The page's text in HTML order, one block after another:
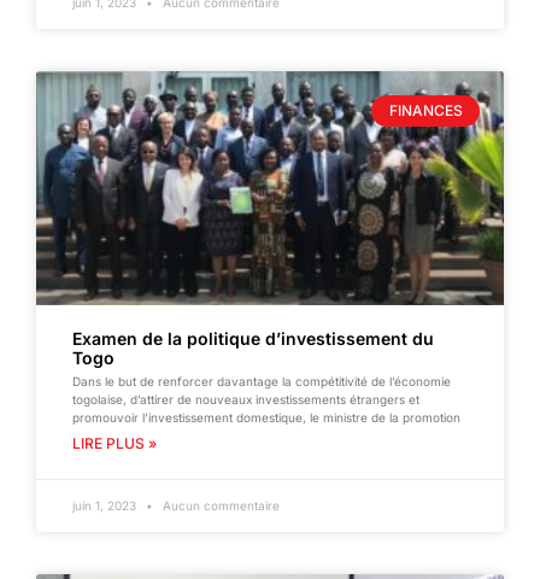
FINANCES
Examen de la politique d’investissement du
Togo
Dans le but de renforcer davantage la compétitivité de l’économie
togolaise, d’attirer de nouveaux investissements étrangers et
promouvoir l’investissement domestique, le ministre de la promotion
LIRE PLUS »
juin 1, 2023 Aucun commentaire